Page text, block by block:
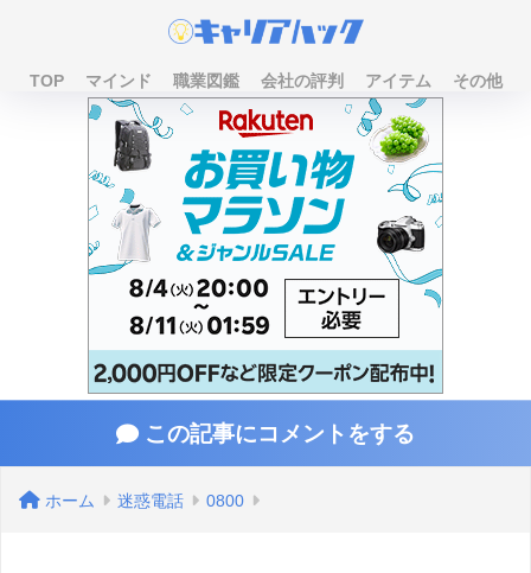
TOP マインド 職業図鑑 会社の評判 アイテム その他
この記事にコメントをする
ホーム 迷惑電話 0800